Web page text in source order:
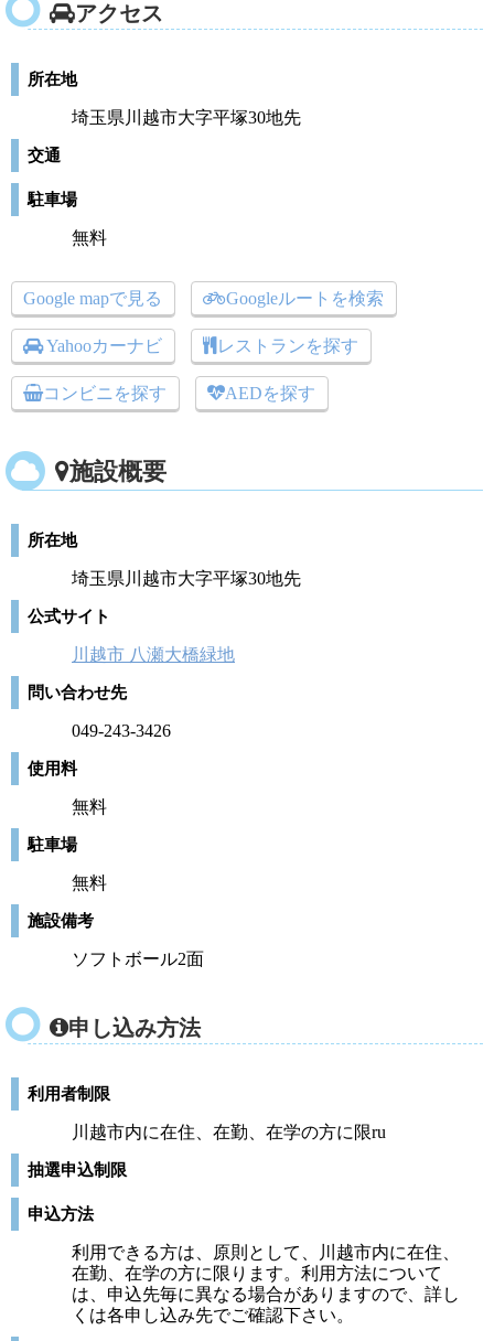
アクセス
所在地
埼玉県川越市大字平塚30地先
交通
駐車場
無料
Google mapで見る Googleルートを検索
Yahooカーナビ レストランを探す
コンビニを探す AEDを探す
施設概要
所在地
埼玉県川越市大字平塚30地先
公式サイト
川越市 八瀬大橋緑地
問い合わせ先
049-243-3426
使用料
無料
駐車場
無料
施設備考
ソフトボール2面
申し込み方法
利用者制限
川越市内に在住、在勤、在学の方に限ru
抽選申込制限
申込方法
利用できる方は、原則として、川越市内に在住、
在勤、在学の方に限ります。利用方法について
は、申込先毎に異なる場合がありますので、詳し
くは各申し込み先でご確認下さい。